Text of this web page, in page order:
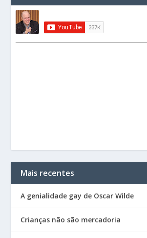
Mais recentes
A genialidade gay de Oscar Wilde
Crianças não são mercadoria